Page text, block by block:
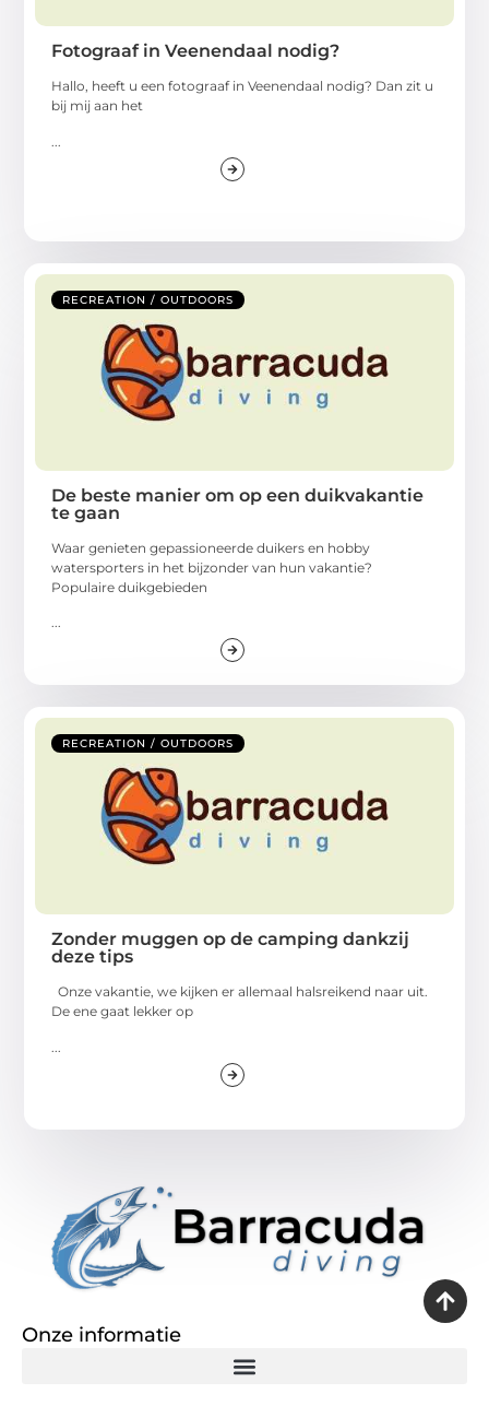
Fotograaf in Veenendaal nodig?
Hallo, heeft u een fotograaf in Veenendaal nodig? Dan zit u
bij mij aan het
RECREATION / OUTDOORS
De beste manier om op een duikvakantie
te gaan
Waar genieten gepassioneerde duikers en hobby
watersporters in het bijzonder van hun vakantie?
Populaire duikgebieden
...
RECREATION / OUTDOORS
Zonder muggen op de camping dankzij
deze tips
Onze vakantie, we kijken er allemaal halsreikend naar uit.
De ene gaat lekker op
Onze informatie